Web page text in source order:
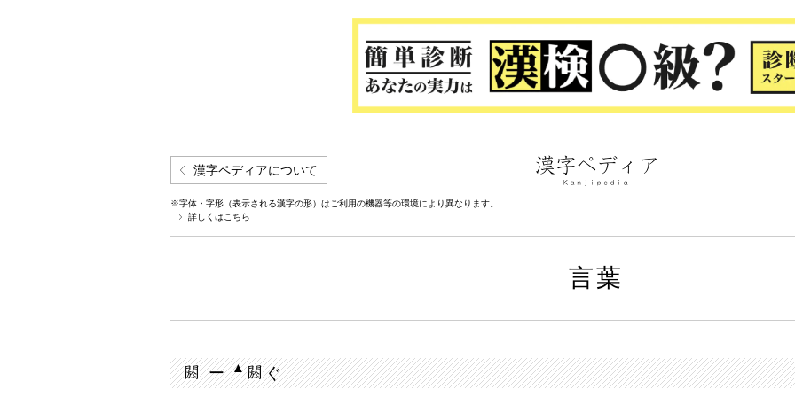
漢字ペディアについて
※字体・字形（表示される漢字の形）はご利用の機器等の環境により異なります。
詳しくはこちら
言葉
ー▲ ぐ